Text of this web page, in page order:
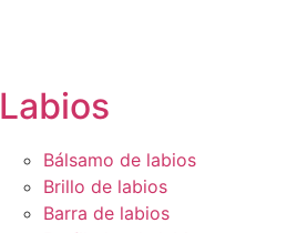
Labios
Bálsamo de labios
Brillo de labios
Barra de labios